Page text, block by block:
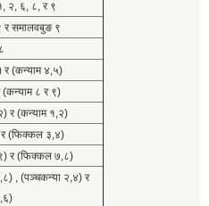
२, ६, ८, र ९
र समालवबुङ ९
र (कन्याम ४,५)
(कन्याम ८ र ९)
र (कन्याम १,२)
(फिक्कल ३,४)
र (फिक्कल ७,८)
, (पञ्चकन्या २,४) र